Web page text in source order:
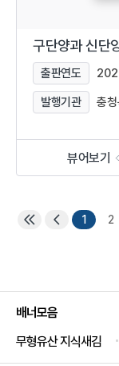
구단양과 신단
출판연도
발행기관
충
뷰어보기
1 2
배너모음
국가유산 지식이음